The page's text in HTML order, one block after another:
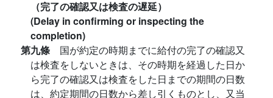
（完了の確認又は検査の遅延）
(Delay in confirming or inspecting the
completion)
第九條 国が約定の時期までに給付の完了の確認又
は検査をしないときは、その時期を経過した日か
ら完了の確認又は検査をした日までの期間の日数
は、約定期間の日数から差し引くものとし、又当